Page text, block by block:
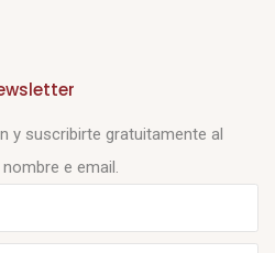
y suscribirte gratuitamente al
e email.